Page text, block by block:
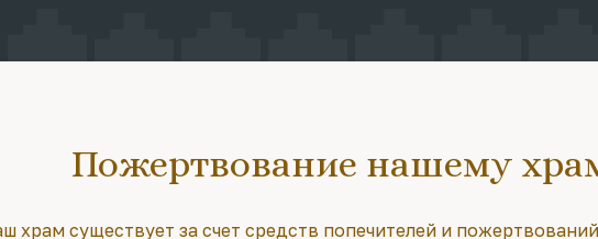
Пожертвование нашему
храм существует за счет средств попечителей и